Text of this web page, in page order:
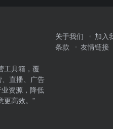
工具箱，覆
直播、广告
资源，降低
高效。”
关于我们 加入
条款
友情链接